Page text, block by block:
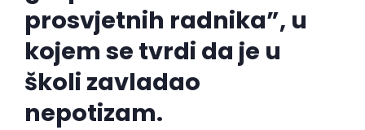
prosvjetnih radnika”, u
kojem se tvrdi da je u
školi zavladao
nepotizam.